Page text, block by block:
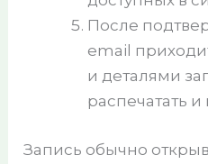
После
email
и деталями
распечатать и
Запись обычно